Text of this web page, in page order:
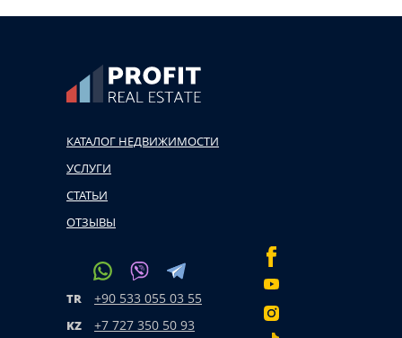
КАТАЛОГ НЕДВИЖИМОСТИ
УСЛУГИ
СТАТЬИ
ОТЗЫВЫ
TR +90 533 055 03 55
KZ +7 727 350 50 93